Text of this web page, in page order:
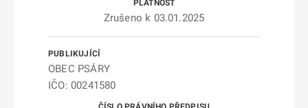
Zrušeno k 03.01.2025
OBEC PSÁRY
IČO: 00241580